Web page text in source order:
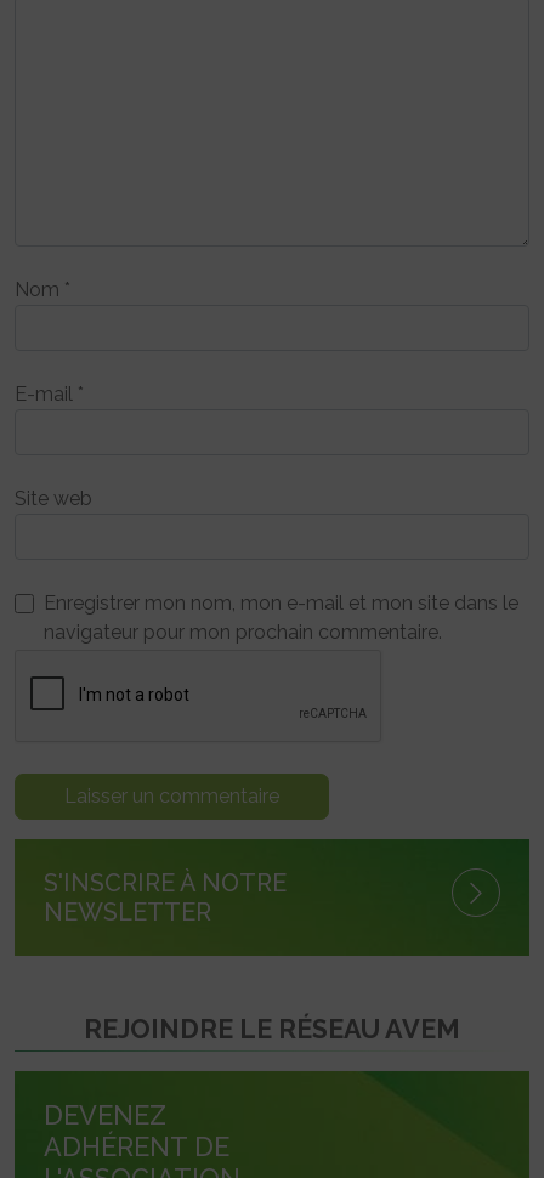
Nom *
E-mail *
Site web
Enregistrer mon nom, mon e-mail et mon site dans le
navigateur pour mon prochain commentaire.
S'INSCRIRE À NOTRE
NEWSLETTER
REJOINDRE LE RÉSEAU AVEM
DEVENEZ
ADHÉRENT DE